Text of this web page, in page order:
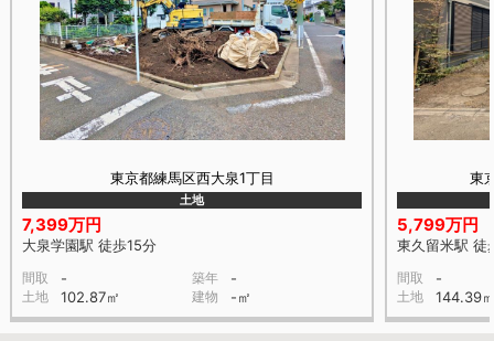
東京都練馬区西大泉1丁目
土地
7,399万円
大泉学園駅 徒歩15分
間取 - 築年 -
土地 102.87㎡ 建物 -㎡
東
5,799万円
東久留米駅 徒
間取 -
土地 144.39